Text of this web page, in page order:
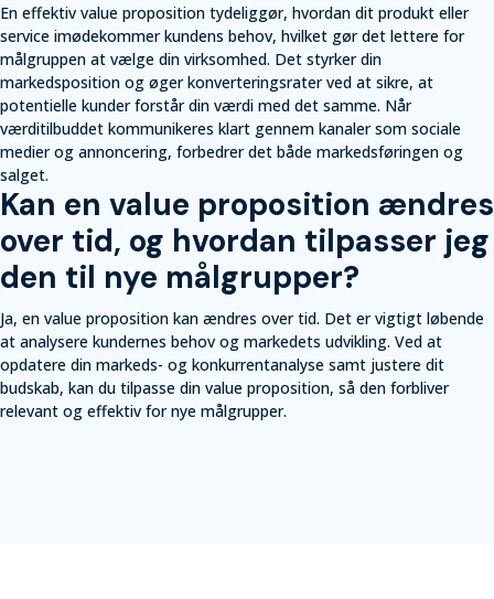
En effektiv value proposition tydeliggør, hvordan dit produkt eller
service imødekommer kundens behov, hvilket gør det lettere for
målgruppen at vælge din virksomhed. Det styrker din
markedsposition og øger konverteringsrater ved at sikre, at
potentielle kunder forstår din værdi med det samme. Når
værditilbuddet kommunikeres klart gennem kanaler som sociale
medier og annoncering, forbedrer det både markedsføringen og
salget.
Kan en value proposition ændres
over tid, og hvordan tilpasser jeg
den til nye målgrupper?
Ja, en value proposition kan ændres over tid. Det er vigtigt løbende
at analysere kundernes behov og markedets udvikling. Ved at
opdatere din markeds- og konkurrentanalyse samt justere dit
budskab, kan du tilpasse din value proposition, så den forbliver
relevant og effektiv for nye målgrupper.